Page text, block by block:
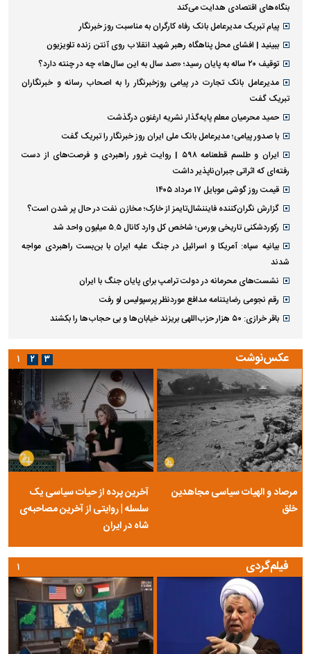
بنگاه‌های اقتصادی هدایت می‌کند
پیام تبریک مدیرعامل بانک رفاه کارگران به مناسبت روز خبرنگار
ببینید | افشای محل پناهگاه رهبر شهید انقلاب روی آنتن زنده تلویزیون
توقیف ۲۰ ساله به پایان رسید؛ «صد سال به این سال‌ها» چه در چنته دارد؟
مدیرعامل بانک تجارت در پیامی روزخبرنگار را به اصحاب رسانه و خبرنگاران
تبریک گفت
حمید محرمیان معلم پایه‌گذار نشریه ارغنون درگذشت
با صدور پیامی؛ مدیرعامل بانک ملی ایران روز خبرنگار را تبریک گفت
ایران و طلسم قطعنامه ۵۹۸ | روایت غرور راهبردی و فرصت‌های از دست
رفته‌ای که اثراتی جبران‌ناپذیر داشت
قیمت روز گوشی موبایل ۱۷ مرداد ۱۴۰۵
گزارش نگران‌کننده فایننشال‌تایمز از خارک؛ مخازن نفت در حال پر شدن است؟
رکوردشکنی تاریخی بورس؛ شاخص کل وارد کانال ۵.۵ میلیون واحد شد
بیانیه سپاه: آمریکا و اسرائیل در جنگ علیه ایران با بن‌بست راهبردی مواجه
شدند
نشست‌های محرمانه در دولت ترامپ برای پایان جنگ با ایران
رقم نجومی رضایتنامه مدافع موردنظر پرسپولیس لو رفت
باقر خرازی: ۵۰ هزار حزب‌اللهی بریزند خیابان‌ها و بی حجاب‌ها را بکشند
عکس‌نوشت
مرصاد و الهیات سیاسی مجاهدین
خلق
آخرین پرده از حیات سیاسی یک
سلسله | روایتی از آخرین مصاحبه‌ی
شاه در ایران
۱ ۲ ۳
فیلم‌گردی ۱